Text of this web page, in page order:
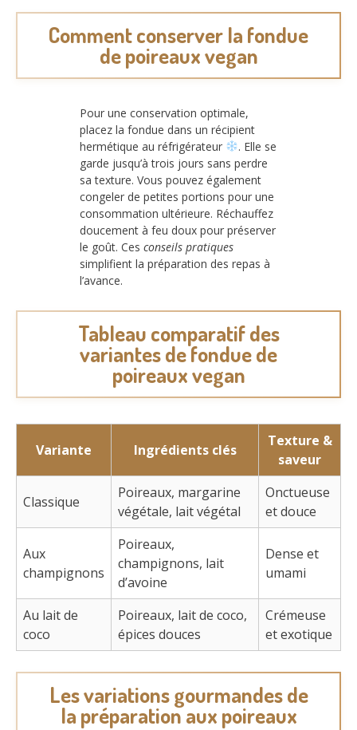
Comment conserver la fondue
de poireaux vegan
Pour une conservation optimale,
placez la fondue dans un récipient
hermétique au réfrigérateur
. Elle se
garde jusqu’à trois jours sans perdre
sa texture. Vous pouvez également
congeler de petites portions pour une
consommation ultérieure. Réchauffez
doucement à feu doux pour préserver
le goût. Ces conseils pratiques
simplifient la préparation des repas à
l’avance.
Tableau comparatif des
variantes de fondue de
poireaux vegan
Variante Ingrédients clés
Texture &
saveur
Classique
Poireaux, margarine
végétale, lait végétal
Onctueuse
et douce
Aux
champignons
Poireaux,
champignons, lait
d’avoine
Dense et
umami
Au lait de
coco
Poireaux, lait de coco,
épices douces
Crémeuse
et exotique
Les variations gourmandes de
la préparation aux poireaux